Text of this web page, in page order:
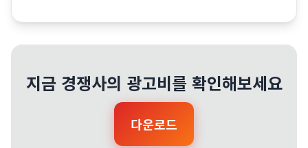
지금 경쟁사의 광고비를 확인해보세요
다운로드